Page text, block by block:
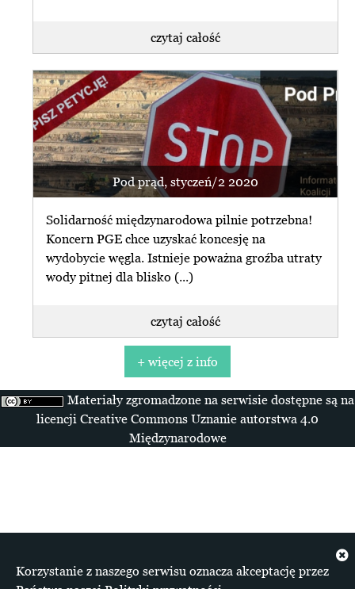
Termin orzeczenia NSA ws. Turowa
przesunięty
Naczelny Sąd Administracyjny
przesunął do 18 lipca br. termin
ogłoszenia orzeczenia ws. zażalenia
PGE, (...)
czytaj całość
spis artykułów dotyczących Odkrywki Polska
przeglądaj archiwum
subskrybuj newsletter
zrezygnuj z subskrybcji
czytaj całość
Pod prąd, styczeń/2 2020
Solidarność międzynarodowa pilnie potrzebna!
Koncern PGE chce uzyskać koncesję na
wydobycie węgla. Istnieje poważna groźba utraty
wody pitnej dla blisko (...)
czytaj całość
+ więcej z info
Materiały zgromadzone na serwisie dostępne są na
licencji Creative Commons Uznanie autorstwa 4.0
Międzynarodowe
Korzystanie z naszego serwisu oznacza akceptację przez